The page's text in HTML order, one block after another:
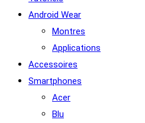
Android Wear
Montres
Applications
Accessoires
Smartphones
Acer
Blu